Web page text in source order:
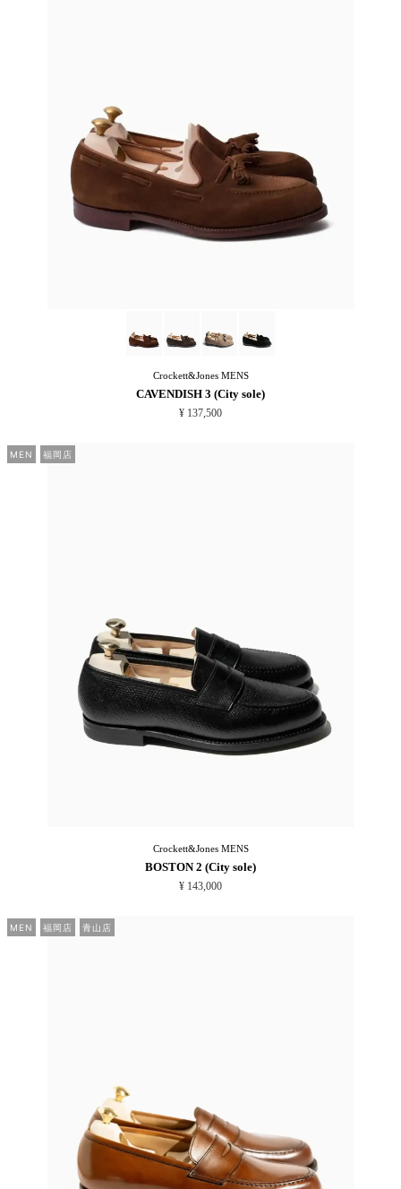
Crockett&JonesMENS
CAVENDISH 3 (City sole)
¥ 137,500
MEN 福岡店
Crockett&JonesMENS
BOSTON 2 (City sole)
¥ 143,000
MEN 福岡店 青山店